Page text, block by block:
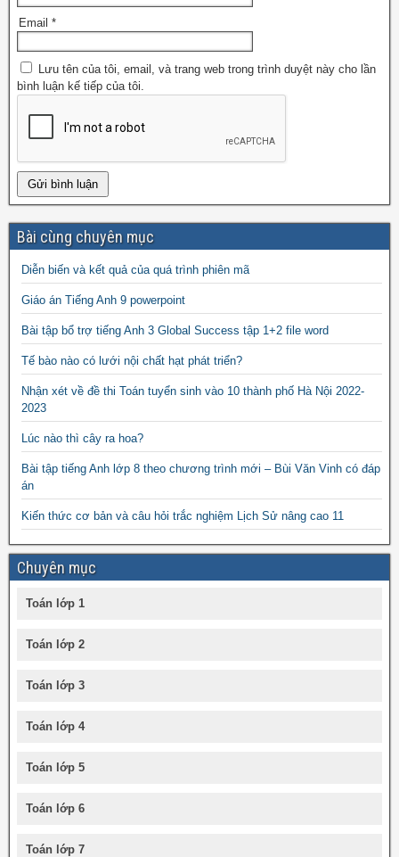
Email *
Lưu tên của tôi, email, và trang web trong trình duyệt này cho lần
bình luận kế tiếp của tôi.
Bài cùng chuyên mục
Diễn biến và kết quả của quá trình phiên mã
Giáo án Tiếng Anh 9 powerpoint
Bài tập bổ trợ tiếng Anh 3 Global Success tập 1+2 file word
Tế bào nào có lưới nội chất hạt phát triển?
Nhận xét về đề thi Toán tuyển sinh vào 10 thành phố Hà Nội 2022-
2023
Lúc nào thì cây ra hoa?
Bài tập tiếng Anh lớp 8 theo chương trình mới – Bùi Văn Vinh có đáp
án
Kiến thức cơ bản và câu hỏi trắc nghiệm Lịch Sử nâng cao 11
Chuyên mục
Toán lớp 1
Toán lớp 2
Toán lớp 3
Toán lớp 4
Toán lớp 5
Toán lớp 6
Toán lớp 7